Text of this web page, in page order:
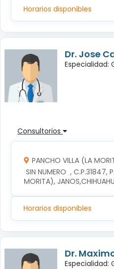
Horarios disponibles
Dr. Jose
Especialidad:
Consultorios
PANCHO VILLA (LA
MORITA),
Horarios disponibles
Dr.
Especialidad: